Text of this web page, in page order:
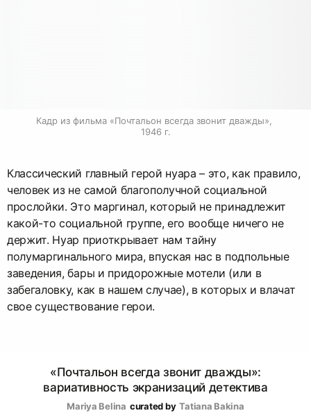
Кадр из фильма «Почтальон всегда звонит дважды»,
1946 г.
Классический главный герой нуара – это, как правило,
человек из не самой благополучной социальной
прослойки. Это маргинал, который не принадлежит
какой-то социальной группе, его вообще ничего не
держит. Нуар приоткрывает нам тайну
полумаргинального мира, впуская нас в подпольные
заведения, бары и придорожные мотели (или в
забегаловку, как в нашем случае), в которых и влачат
свое существование герои.
«Почтальон всегда звонит дважды»:
вариативность экранизаций детектива
Mariya Belina curated by Tatiana Bakina